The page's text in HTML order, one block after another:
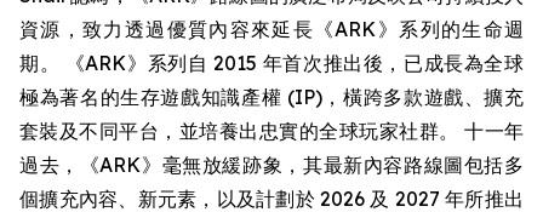
資源，致力透過優質內容來延長《ARK》系列的生命週
期。 《ARK》系列自 2015 年首次推出後，已成長為全球
極為著名的生存遊戲知識產權 (IP)，橫跨多款遊戲、擴充
套裝及不同平台，並培養出忠實的全球玩家社群。 十一年
過去，《ARK》毫無放緩跡象，其最新內容路線圖包括多
個擴充內容、新元素，以及計劃於 2026 及 2027 年所推出